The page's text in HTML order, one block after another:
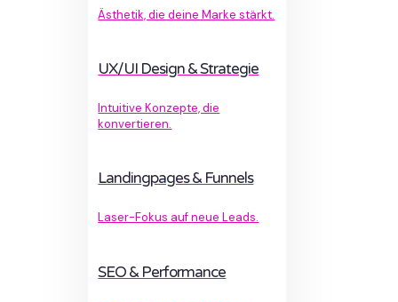
Ästhetik, die deine Marke stärkt.
UX/UI Design & Strategie
Intuitive Konzepte, die
konvertieren.
Landingpages & Funnels
Laser-Fokus auf neue Leads.
SEO & Performance